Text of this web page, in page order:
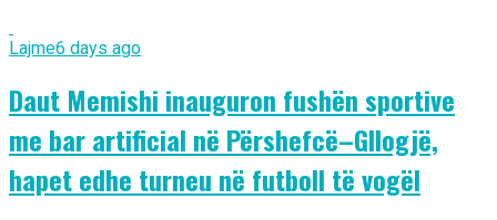
Lajme6 days ago
Daut Memishi inauguron fushën sportive
me bar artificial në Përshefcë–Gllogjë,
hapet edhe turneu në futboll të vogël